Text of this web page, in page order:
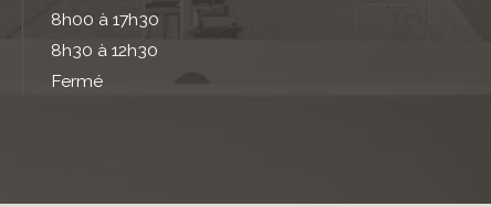
8h00 à 17h30
8h30 à 12h30
Fermé